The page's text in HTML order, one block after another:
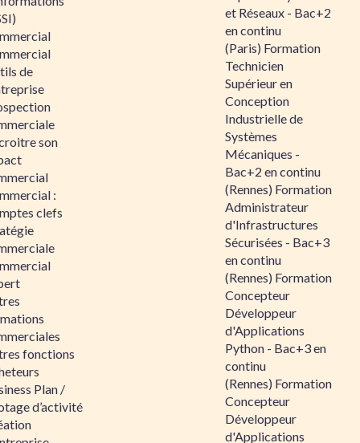
de
son
:
clefs
fonctions
Plan /
d’activité
et Réseaux - Bac+2
en continu
(Paris) Formation
Technicien
Supérieur en
Conception
Industrielle de
Systèmes
Mécaniques -
Bac+2 en continu
(Rennes) Formation
Administrateur
d'Infrastructures
Sécurisées - Bac+3
en continu
(Rennes) Formation
Concepteur
Développeur
d'Applications
Python - Bac+3 en
continu
(Rennes) Formation
Concepteur
Développeur
d'Applications